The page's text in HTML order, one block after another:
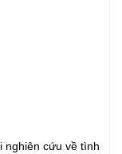
nghiên cứu về tình